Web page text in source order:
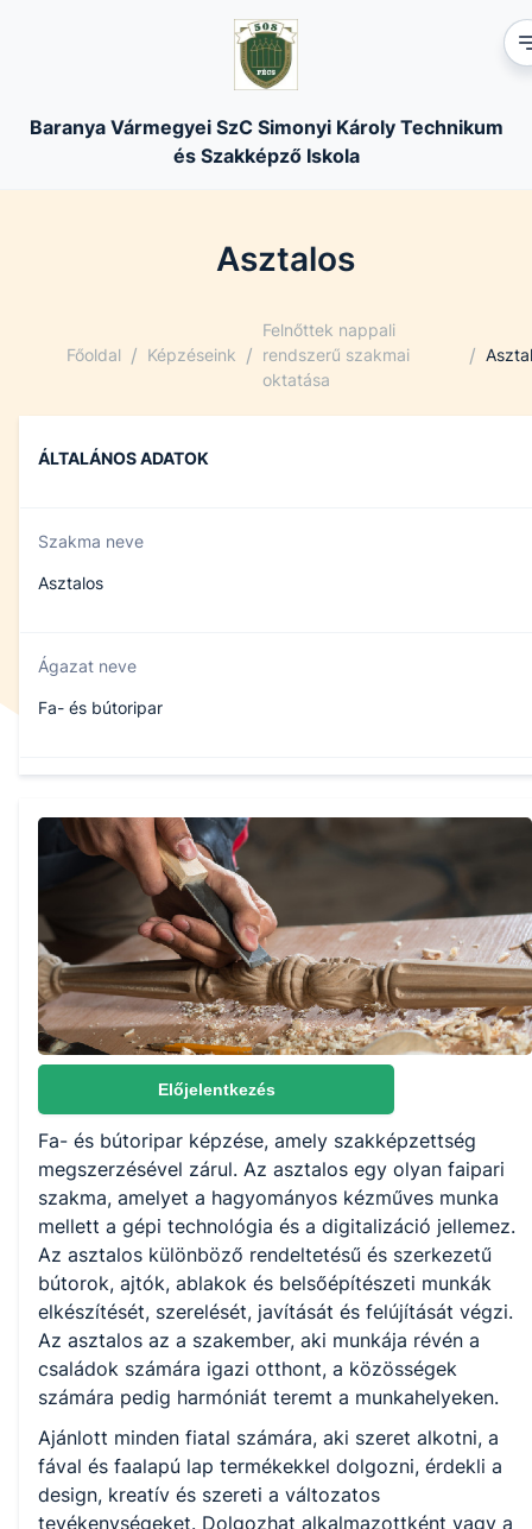
Baranya Vármegyei SzC Simonyi Károly Technikum
és Szakképző Iskola
Asztalos
Főoldal / Képzéseink /
Felnőttek nappali
rendszerű szakmai
oktatása
/
ÁLTALÁNOS ADATOK
Szakma neve
Asztalos
Ágazat neve
Fa- és bútoripar
407220801
Képzés időtartama
3 év
Választható szakmairányok:
Nem válaszható
KKK/PTT
KKK letöltése (pdf)
PTT letöltése (pdf)
Okleveles technikusképzés
Előjelentkezés
Fa- és bútoripar képzése, amely szakképzettség
megszerzésével zárul. Az asztalos egy olyan faipari
szakma, amelyet a hagyományos kézműves munka
mellett a gépi technológia és a digitalizáció jellemez.
Az asztalos különböző rendeltetésű és szerkezetű
bútorok, ajtók, ablakok és belsőépítészeti munkák
elkészítését, szerelését, javítását és felújítását végzi.
Az asztalos az a szakember, aki munkája révén a
családok számára igazi otthont, a közösségek
számára pedig harmóniát teremt a munkahelyeken.
Ajánlott minden fiatal számára, aki szeret alkotni, a
fával és faalapú lap termékekkel dolgozni, érdekli a
design, kreatív és szereti a változatos
tevékenységeket. Dolgozhat alkalmazottként vagy a